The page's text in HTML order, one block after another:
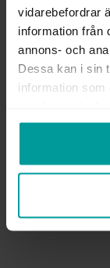
vidarebefordrar
information från
annons- och
Dessa kan i sin
information som
MATERIAL
KLOCKARMBAND